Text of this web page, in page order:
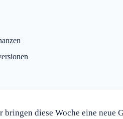
diese Woche eine neue